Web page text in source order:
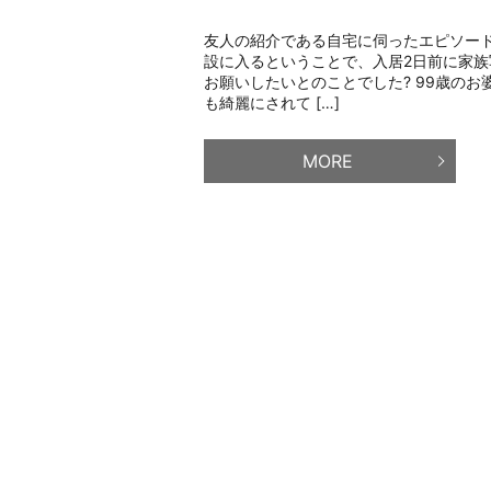
友人の紹介である自宅に伺ったエピソー
設に入るということで、入居2日前に家
お願いしたいとのことでした? 99歳のお
も綺麗にされて […]
MORE